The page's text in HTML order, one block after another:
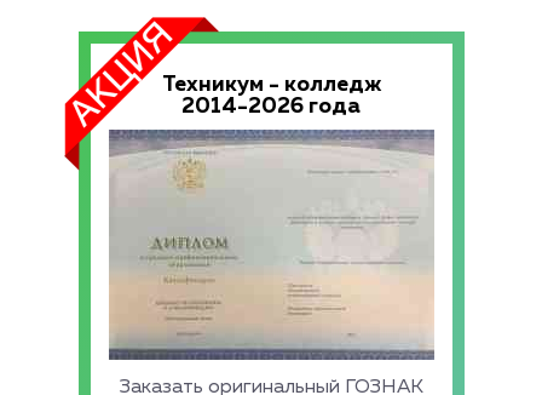
Техникум - колледж
2014-2026 года
Заказать оригинальный ГОЗНАК